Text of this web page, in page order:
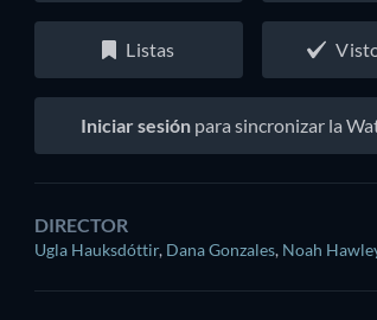
Listas
Iniciar sesión para sincronizar la
DIRECTOR
Ugla Hauksdóttir, Dana Gonzales, Noah